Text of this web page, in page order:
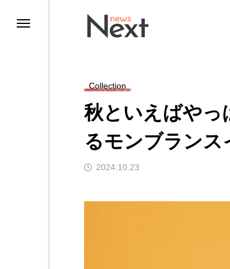
Collection
秋といえばやっ
るモンブランス
2024.10.23